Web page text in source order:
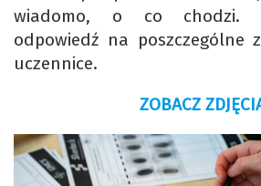
wiadomo, o co chodzi.
odpowiedź na poszczególne
uczennice.
ZOBACZ